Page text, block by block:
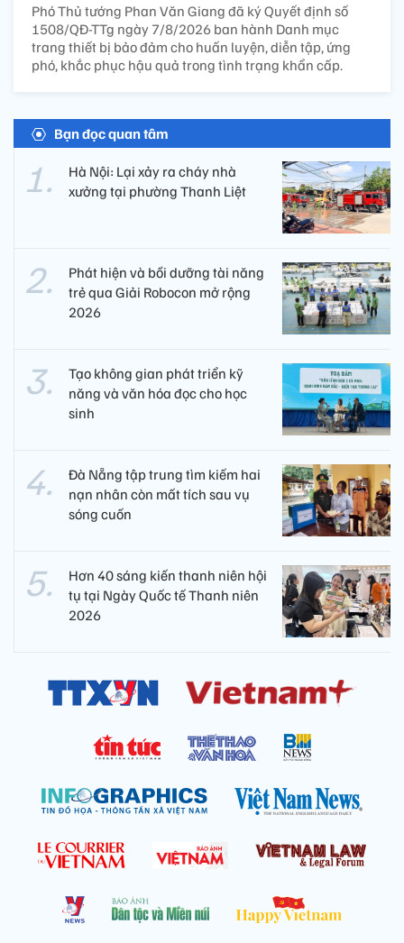
Phó Thủ tướng Phan Văn Giang đã ký Quyết định số
1508/QĐ-TTg ngày 7/8/2026 ban hành Danh mục
trang thiết bị bảo đảm cho huấn luyện, diễn tập, ứng
phó, khắc phục hậu quả trong tình trạng khẩn cấp.
Bạn đọc quan tâm
Hà Nội: Lại xảy ra cháy nhà
xưởng tại phường Thanh Liệt
Phát hiện và bồi dưỡng tài năng
trẻ qua Giải Robocon mở rộng
2026
Tạo không gian phát triển kỹ
năng và văn hóa đọc cho học
sinh
Đà Nẵng tập trung tìm kiếm hai
nạn nhân còn mất tích sau vụ
sóng cuốn
Hơn 40 sáng kiến thanh niên hội
tụ tại Ngày Quốc tế Thanh niên
2026